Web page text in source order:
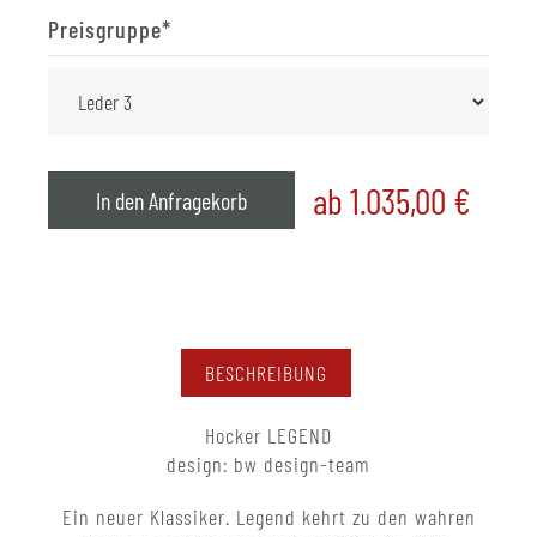
Preisgruppe*
In den Anfragekorb ab 1.035,00 €
BESCHREIBUNG
Hocker LEGEND
design: bw design-team
Ein neuer Klassiker. Legend kehrt zu den wahren